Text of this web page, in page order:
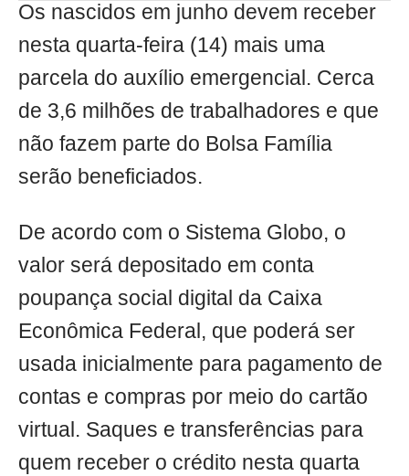
Os nascidos em junho devem receber
nesta quarta-feira (14) mais uma
parcela do auxílio emergencial. Cerca
de 3,6 milhões de trabalhadores e que
não fazem parte do Bolsa Família
serão beneficiados.
De acordo com o Sistema Globo, o
valor será depositado em conta
poupança social digital da Caixa
Econômica Federal, que poderá ser
usada inicialmente para pagamento de
contas e compras por meio do cartão
virtual. Saques e transferências para
quem receber o crédito nesta quarta